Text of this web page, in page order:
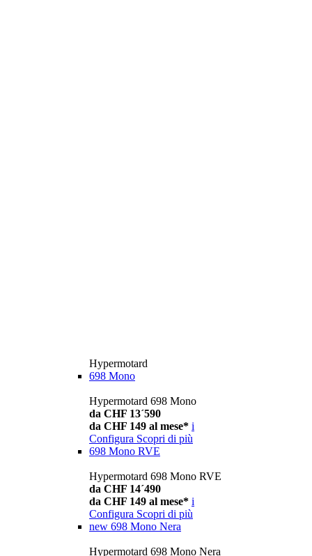
Hypermotard
698 Mono
Hypermotard 698 Mono
da CHF 13´590
da CHF 149 al mese* i
Configura Scopri di più
698 Mono RVE
Hypermotard 698 Mono RVE
da CHF 14´490
da CHF 149 al mese* i
Configura Scopri di più
new 698 Mono Nera
Hypermotard 698 Mono Nera